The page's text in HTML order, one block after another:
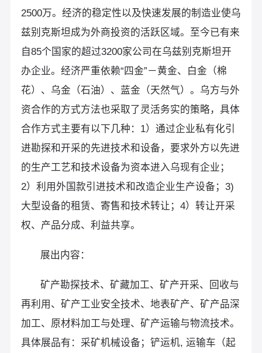
2500万。经济的稳定性以及快速发展的制造业使乌
兹别克斯坦成为外商投资的活跃区域。至今已有来
自85个国家的超过3200家公司在乌兹别克斯坦开
办企业。经济严重依赖“四金”－黄金、白金（棉
花）、乌金（石油）、蓝金（天然气）。乌方与外
资合作的方式方法也采取了灵活务实的策略，具体
合作方式主要有以下几种：1）通过企业私有化引
进勘探和开采的先进技术和设备，要求外方以先进
的生产工艺和技术设备为资本进入乌现有企业；
2）利用外国款引进技术和改造企业生产设备；3)
大型设备的租赁、寄售和技术转让；4）转让开采
权、产品分成、利益共享。
展出内容：
矿产勘探技术、矿藏加工、矿产开采、回收与
再利用、矿产工业安全技术、地表矿产、矿产品深
加工、原材料加工与处理、矿产运输与物流技术。
具体展品有：采矿机械设备；铲运机, 运输车（起